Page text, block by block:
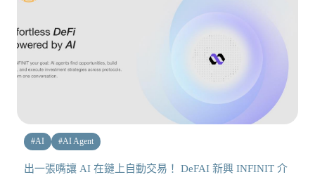
#AI #AI Agent
出一張嘴讓 AI 在鏈上自動交易！ DeFAI 新興 INFINIT 介